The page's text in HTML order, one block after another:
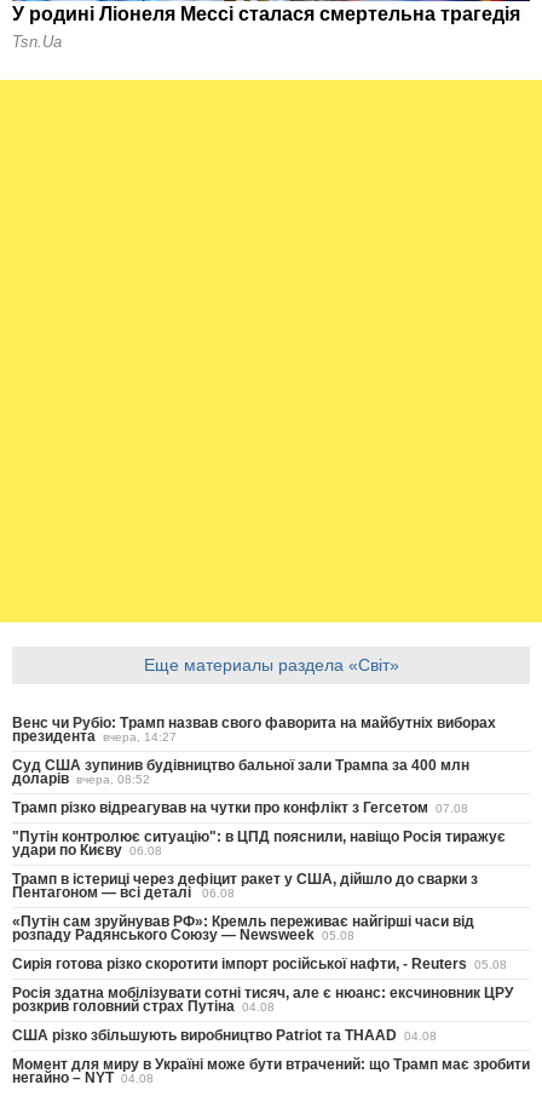
Еще материалы раздела «Світ»
Венс чи Рубіо: Трамп назвав свого фаворита на майбутніх виборах
президента вчера, 14:27
Суд США зупинив будівництво бальної зали Трампа за 400 млн
доларів вчера, 08:52
Трамп різко відреагував на чутки про конфлікт з Гегсетом 07.08
"Путін контролює ситуацію": в ЦПД пояснили, навіщо Росія тиражує
удари по Києву 06.08
Трамп в істериці через дефіцит ракет у США, дійшло до сварки з
Пентагоном — всі деталі 06.08
«Путін сам зруйнував РФ»: Кремль переживає найгірші часи від
розпаду Радянського Союзу — Newsweek 05.08
Сирія готова різко скоротити імпорт російської нафти, - Reuters 05.08
Росія здатна мобілізувати сотні тисяч, але є нюанс: ексчиновник ЦРУ
розкрив головний страх Путіна 04.08
США різко збільшують виробництво Patriot та THAAD 04.08
Момент для миру в Україні може бути втрачений: що Трамп має зробити
негайно – NYT 04.08